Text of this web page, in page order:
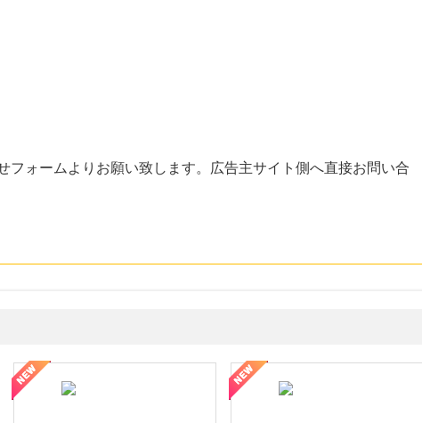
ォームよりお願い致します。広告主サイト側へ直接お問い合
・貴金属の無料査定